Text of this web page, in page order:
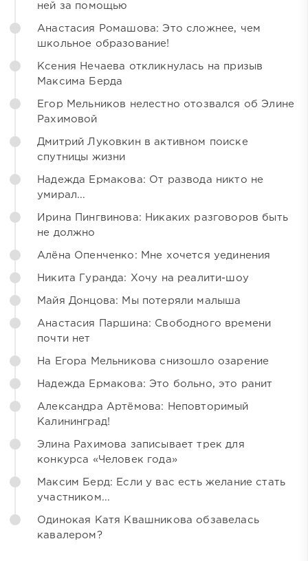
ней за помощью
Анастасия Ромашова: Это сложнее, чем
школьное образование!
Ксения Нечаева откликнулась на призыв
Максима Берда
Егор Мельников нелестно отозвался об Элине
Рахимовой
Дмитрий Луковкин в активном поиске
спутницы жизни
Надежда Ермакова: От развода никто не
умирал...
Ирина Пингвинова: Никаких разговоров быть
не должно
Алёна Опенченко: Мне хочется уединения
Никита Гуранда: Хочу на реалити-шоу
Майя Донцова: Мы потеряли малыша
Анастасия Паршина: Свободного времени
почти нет
На Егора Мельникова снизошло озарение
Надежда Ермакова: Это больно, это ранит
Александра Артёмова: Неповторимый
Калининград!
Элина Рахимова записывает трек для
конкурса «Человек года»
Максим Берд: Если у вас есть желание стать
участником...
Одинокая Катя Квашникова обзавелась
кавалером?